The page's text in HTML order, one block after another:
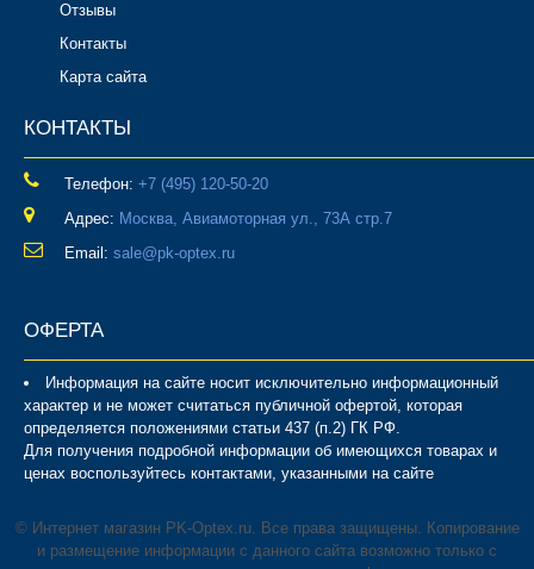
Отзывы
Контакты
Карта сайта
КОНТАКТЫ
Телефон: ‎+7 (495) 120-50-20
Адрес: Москва, Авиамоторная ул., 73А стр.7
Email: sale@pk-optex.ru
ОФЕРТА
Информация на сайте носит исключительно информационный
характер и не может считаться публичной офертой, которая
определяется положениями статьи 437 (п.2) ГК РФ.
Для получения подробной информации об имеющихся товарах и
ценах воспользуйтесь контактами, указанными на сайте
© Интернет магазин PK-Optex.ru. Все права защищены. Копирование
и размещение информации с данного сайта возможно только с